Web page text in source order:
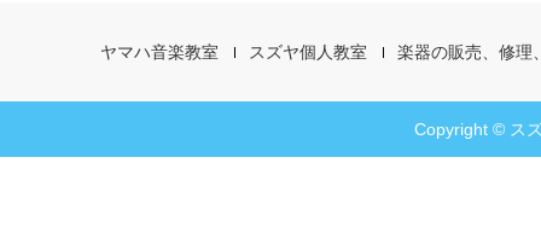
ヤマハ音楽教室 スズヤ個人教室 楽器の販売、修理
Copyright © ス